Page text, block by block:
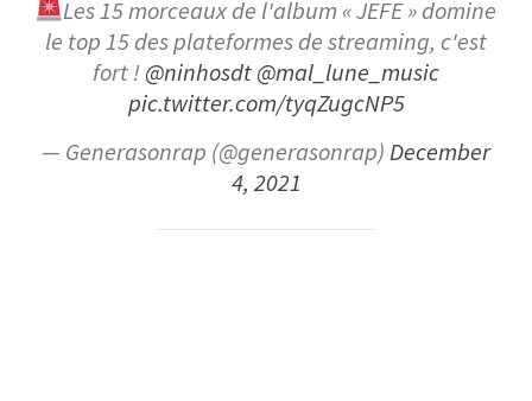
Les 15 morceaux de l'album « JEFE » domine
le top 15 des plateformes de streaming, c'est
fort !@ninhosdt@mal_lune_music
pic.twitter.com/tyqZugcNP5
— Generasonrap (@generasonrap)December
4, 2021